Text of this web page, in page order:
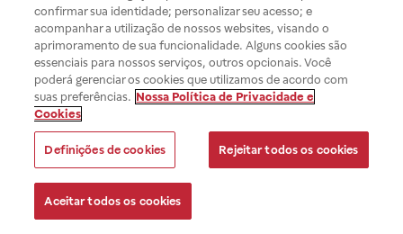
confirmar sua identidade; personalizar seu acesso; e
acompanhar a utilização de nossos websites, visando o
aprimoramento de sua funcionalidade. Alguns cookies são
essenciais para nossos serviços, outros opcionais. Você
poderá gerenciar os cookies que utilizamos de acordo com
suas preferências. Nossa Política de Privacidade e
Cookies
Definições de cookies Rejeitar todos os cookies
Aceitar todos os cookies